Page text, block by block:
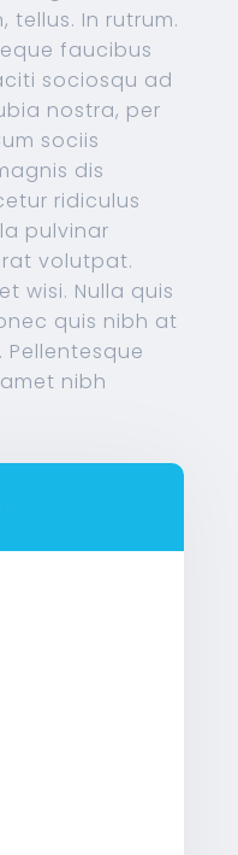
tellus. In rutrum.
faucibus
sociosqu ad
nostra, per
sociis
dis
ridiculus
pulvinar
volutpat.
wisi. Nulla quis
quis nibh at
nibh